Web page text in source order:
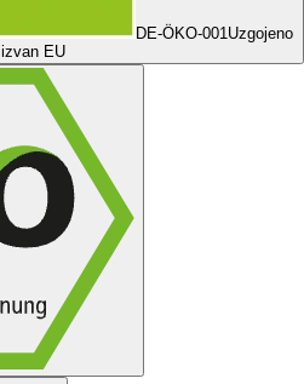
DE-ÖKO-001Uzgojeno
izvan EU